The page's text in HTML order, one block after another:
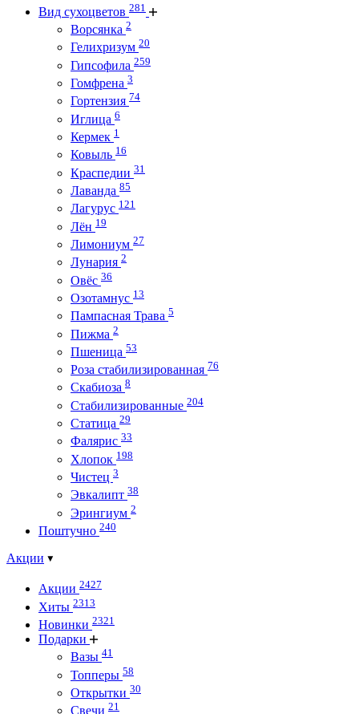
Вид сухоцветов 281
Ворсянка 2
Гелихризум 20
Гипсофила 259
Гомфрена 3
Гортензия 74
Иглица 6
Кермек 1
Ковыль 16
Краспедии 31
Лаванда 85
Лагурус 121
Лён 19
Лимониум 27
Лунария 2
Овёс 36
Озотамнус 13
Пампасная Трава 5
Пижма 2
Пшеница 53
Роза стабилизированная 76
Скабиоза 8
Стабилизированные 204
Статица 29
Фалярис 33
Хлопок 198
Чистец 3
Эвкалипт 38
Эрингиум 2
Поштучно 240
Акции
Акции 2427
Хиты 2313
Новинки 2321
Подарки
Вазы 41
Топперы 58
Открытки 30
Свечи 21